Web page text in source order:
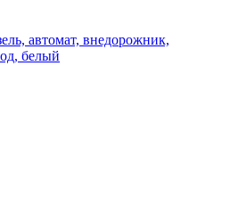
автомат, внедорожник,
белый